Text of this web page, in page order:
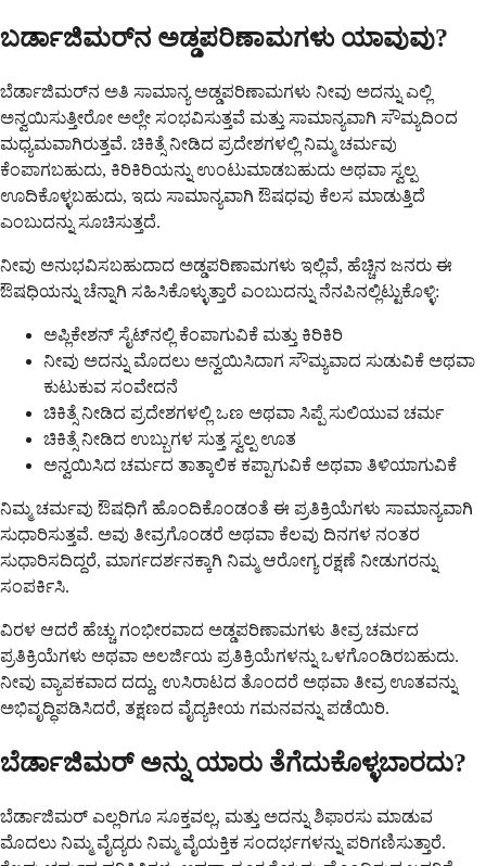
ಬರ್ಡಾಜಿಮರ್‌ನ ಅಡ್ಡಪರಿಣಾಮಗಳು ಯಾವುವು?
ಬೆರ್ಡಾಜಿಮರ್‌ನ ಅತಿ ಸಾಮಾನ್ಯ ಅಡ್ಡಪರಿಣಾಮಗಳು ನೀವು ಅದನ್ನು ಎಲ್ಲಿ
ಅನ್ವಯಿಸುತ್ತೀರೋ ಅಲ್ಲೇ ಸಂಭವಿಸುತ್ತವೆ ಮತ್ತು ಸಾಮಾನ್ಯವಾಗಿ ಸೌಮ್ಯದಿಂದ
ಮಧ್ಯಮವಾಗಿರುತ್ತವೆ. ಚಿಕಿತ್ಸೆ ನೀಡಿದ ಪ್ರದೇಶಗಳಲ್ಲಿ ನಿಮ್ಮ ಚರ್ಮವು
ಕೆಂಪಾಗಬಹುದು, ಕಿರಿಕಿರಿಯನ್ನು ಉಂಟುಮಾಡಬಹುದು ಅಥವಾ ಸ್ವಲ್ಪ
ಊದಿಕೊಳ್ಳಬಹುದು, ಇದು ಸಾಮಾನ್ಯವಾಗಿ ಔಷಧವು ಕೆಲಸ ಮಾಡುತ್ತಿದೆ
ಎಂಬುದನ್ನು ಸೂಚಿಸುತ್ತದೆ.
ನೀವು ಅನುಭವಿಸಬಹುದಾದ ಅಡ್ಡಪರಿಣಾಮಗಳು ಇಲ್ಲಿವೆ, ಹೆಚ್ಚಿನ ಜನರು ಈ
ಔಷಧಿಯನ್ನು ಚೆನ್ನಾಗಿ ಸಹಿಸಿಕೊಳ್ಳುತ್ತಾರೆ ಎಂಬುದನ್ನು ನೆನಪಿನಲ್ಲಿಟ್ಟುಕೊಳ್ಳಿ:
ಅಪ್ಲಿಕೇಶನ್ ಸೈಟ್‌ನಲ್ಲಿ ಕೆಂಪಾಗುವಿಕೆ ಮತ್ತು ಕಿರಿಕಿರಿ
ನೀವು ಅದನ್ನು ಮೊದಲು ಅನ್ವಯಿಸಿದಾಗ ಸೌಮ್ಯವಾದ ಸುಡುವಿಕೆ ಅಥವಾ
ಕುಟುಕುವ ಸಂವೇದನೆ
ಚಿಕಿತ್ಸೆ ನೀಡಿದ ಪ್ರದೇಶಗಳಲ್ಲಿ ಒಣ ಅಥವಾ ಸಿಪ್ಪೆ ಸುಲಿಯುವ ಚರ್ಮ
ಚಿಕಿತ್ಸೆ ನೀಡಿದ ಉಬ್ಬುಗಳ ಸುತ್ತ ಸ್ವಲ್ಪ ಊತ
ಅನ್ವಯಿಸಿದ ಚರ್ಮದ ತಾತ್ಕಾಲಿಕ ಕಪ್ಪಾಗುವಿಕೆ ಅಥವಾ ತಿಳಿಯಾಗುವಿಕೆ
ನಿಮ್ಮ ಚರ್ಮವು ಔಷಧಿಗೆ ಹೊಂದಿಕೊಂಡಂತೆ ಈ ಪ್ರತಿಕ್ರಿಯೆಗಳು ಸಾಮಾನ್ಯವಾಗಿ
ಸುಧಾರಿಸುತ್ತವೆ. ಅವು ತೀವ್ರಗೊಂಡರೆ ಅಥವಾ ಕೆಲವು ದಿನಗಳ ನಂತರ
ಸುಧಾರಿಸದಿದ್ದರೆ, ಮಾರ್ಗದರ್ಶನಕ್ಕಾಗಿ ನಿಮ್ಮ ಆರೋಗ್ಯ ರಕ್ಷಣೆ ನೀಡುಗರನ್ನು
ಸಂಪರ್ಕಿಸಿ.
ವಿರಳ ಆದರೆ ಹೆಚ್ಚು ಗಂಭೀರವಾದ ಅಡ್ಡಪರಿಣಾಮಗಳು ತೀವ್ರ ಚರ್ಮದ
ಪ್ರತಿಕ್ರಿಯೆಗಳು ಅಥವಾ ಅಲರ್ಜಿಯ ಪ್ರತಿಕ್ರಿಯೆಗಳನ್ನು ಒಳಗೊಂಡಿರಬಹುದು.
ನೀವು ವ್ಯಾಪಕವಾದ ದದ್ದು, ಉಸಿರಾಟದ ತೊಂದರೆ ಅಥವಾ ತೀವ್ರ ಊತವನ್ನು
ಅಭಿವೃದ್ಧಿಪಡಿಸಿದರೆ, ತಕ್ಷಣದ ವೈದ್ಯಕೀಯ ಗಮನವನ್ನು ಪಡೆಯಿರಿ.
ಬೆರ್ಡಾಜಿಮರ್ ಅನ್ನು ಯಾರು ತೆಗೆದುಕೊಳ್ಳಬಾರದು?
ಬೆರ್ಡಾಜಿಮರ್ ಎಲ್ಲರಿಗೂ ಸೂಕ್ತವಲ್ಲ, ಮತ್ತು ಅದನ್ನು ಶಿಫಾರಸು ಮಾಡುವ
ಮೊದಲು ನಿಮ್ಮ ವೈದ್ಯರು ನಿಮ್ಮ ವೈಯಕ್ತಿಕ ಸಂದರ್ಭಗಳನ್ನು ಪರಿಗಣಿಸುತ್ತಾರೆ.